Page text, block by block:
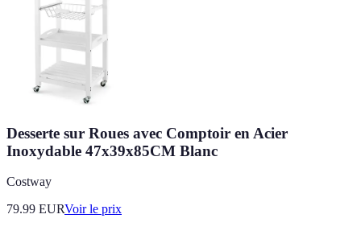
Desserte sur Roues avec Comptoir en Acier
Inoxydable 47x39x85CM Blanc
Costway
79.99 EURVoir le prix